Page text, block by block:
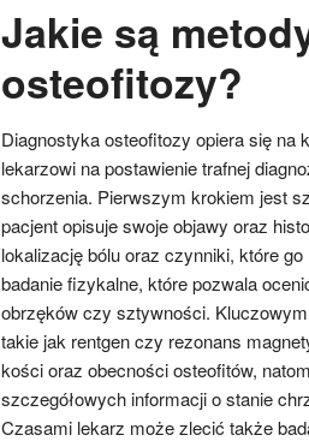
Jakie są
osteofitozy?
Diagnostyka osteofitozy opiera się na
lekarzowi na postawienie trafnej
schorzenia. Pierwszym krokiem jest
pacjent opisuje swoje objawy oraz
lokalizację bólu oraz czynniki, które
badanie fizykalne, które pozwala
obrzęków czy sztywności.
takie jak rentgen czy rezonans
kości oraz obecności osteofitów,
szczegółowych informacji o stanie
Czasami lekarz może zlecić także